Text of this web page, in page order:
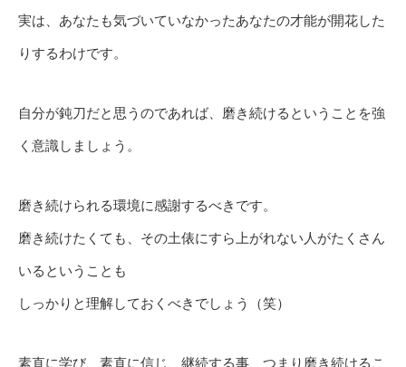
実は、あなたも気づいていなかったあなたの才能が開花した
りするわけです。
自分が鈍刀だと思うのであれば、磨き続けるということを強
く意識しましょう。
磨き続けられる環境に感謝するべきです。
磨き続けたくても、その土俵にすら上がれない人がたくさん
いるということも
しっかりと理解しておくべきでしょう（笑）
素直に学び、素直に信じ、継続する事、つまり磨き続けるこ